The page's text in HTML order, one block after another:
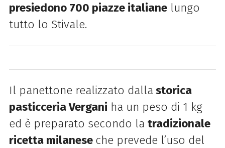
presiedono 700 piazze italianelungo
tutto lo Stivale.
Il panettone realizzato dalla storica
pasticceria Vergani ha un peso di 1 kg
ed è preparato secondo la tradizionale
ricetta milanese che prevede l’uso del